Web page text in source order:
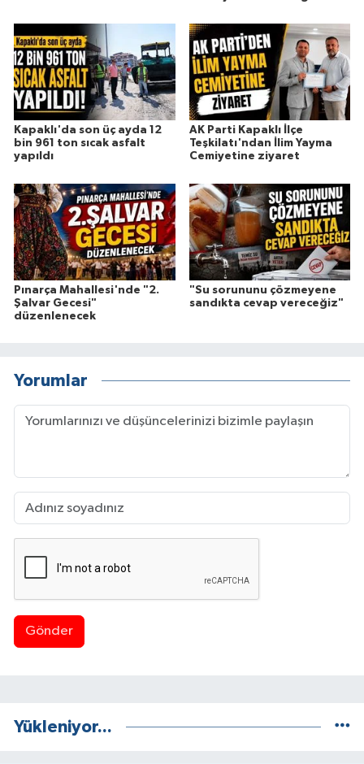
Kapaklı'da son üç ayda 12
bin 961 ton sıcak asfalt
yapıldı
AK Parti Kapaklı İlçe
Teşkilatı'ndan İlim Yayma
Cemiyetine ziyaret
Pınarça Mahallesi'nde "2.
Şalvar Gecesi"
düzenlenecek
"Su sorununu çözmeyene
sandıkta cevap vereceğiz"
Yorumlar
Gönder
Yükleniyor...